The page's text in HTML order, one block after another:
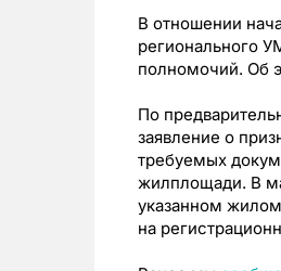
В отношении
регионального
полномочий. Об
По
заявление о
требуемых
жилплощади. В
указанном
на